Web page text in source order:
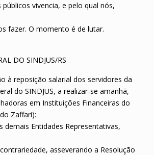
vivencia, e pelo qual nós,
fazer. O momento é de lutar.
DO SINDJUS/RS
à reposição salarial dos servidores da
do SINDJUS, a realizar-se amanhã,
em Instituições Financeiras do
Zaffari):
Entidades Representativas,
asseverando a Resolução